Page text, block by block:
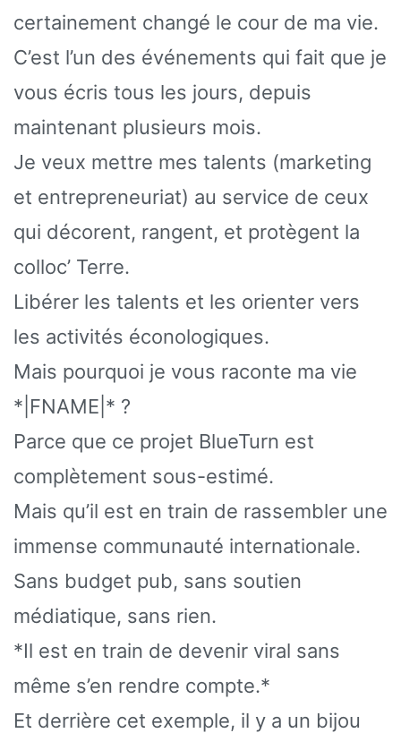
certainement changé le cour de ma vie.
C’est l’un des événements qui fait que je
vous écris tous les jours, depuis
maintenant plusieurs mois.
Je veux mettre mes talents (marketing
et entrepreneuriat) au service de ceux
qui décorent, rangent, et protègent la
colloc’ Terre.
Libérer les talents et les orienter vers
les activités éconologiques.
Mais pourquoi je vous raconte ma vie
*|FNAME|* ?
Parce que ce projet BlueTurn est
complètement sous-estimé.
Mais qu’il est en train de rassembler une
immense communauté internationale.
Sans budget pub, sans soutien
médiatique, sans rien.
*Il est en train de devenir viral sans
même s’en rendre compte.*
Et derrière cet exemple, il y a un bijou